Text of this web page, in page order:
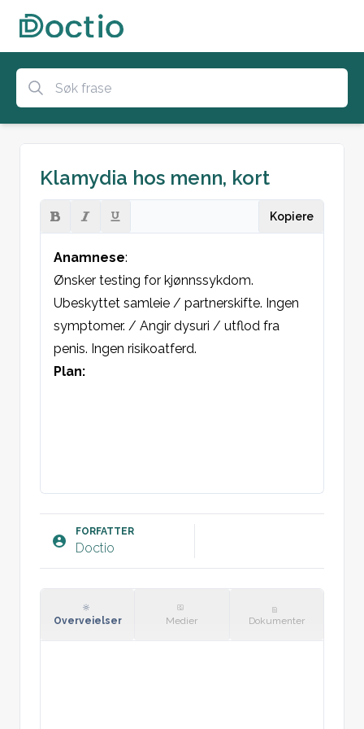
Klamydia hos menn, kort
Kopiere
Anamnese:
Ønsker testing for kjønnssykdom.
Ubeskyttet samleie / partnerskifte. Ingen
symptomer. / Angir dysuri / utflod fra
penis. Ingen risikoatferd.
Plan:
FORFATTER
Doctio
Overveielser Medier Dokumenter